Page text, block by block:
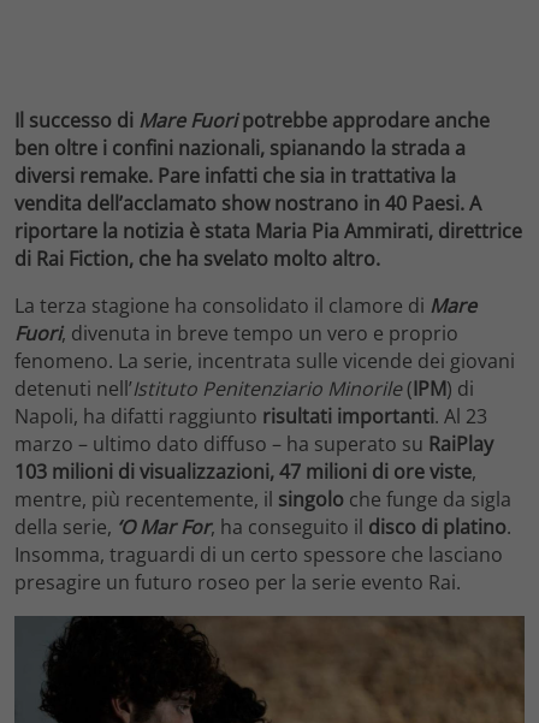
Il successo di Mare Fuoripotrebbe approdare anche
ben oltre i confini nazionali, spianando la strada a
diversi remake. Pare infatti che sia in trattativa la
vendita dell’acclamato show nostrano in 40 Paesi. A
riportare la notizia è stata Maria Pia Ammirati, direttrice
di Rai Fiction, che ha svelato molto altro.
La terza stagione ha consolidato il clamore di Mare
Fuori, divenuta in breve tempo un vero e proprio
fenomeno. La serie, incentrata sulle vicende dei giovani
detenuti nell’Istituto Penitenziario Minorile(IPM) di
Napoli, ha difatti raggiunto risultati importanti. Al 23
marzo – ultimo dato diffuso – ha superato su RaiPlay
103 milioni di visualizzazioni, 47 milioni di ore viste,
mentre, più recentemente, il singolo che funge da sigla
della serie, ‘O Mar For, ha conseguito il disco di platino.
Insomma, traguardi di un certo spessore che lasciano
presagire un futuro roseo per la serie evento Rai.